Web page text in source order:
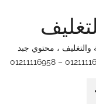
والتغليف ، محتوي جبد